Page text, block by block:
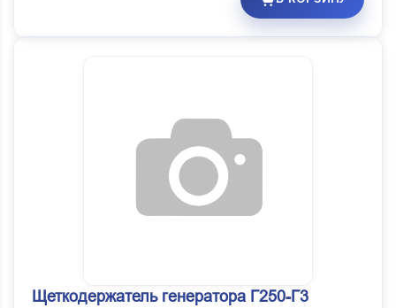
Щеткодержатель генератора Г250-Г3